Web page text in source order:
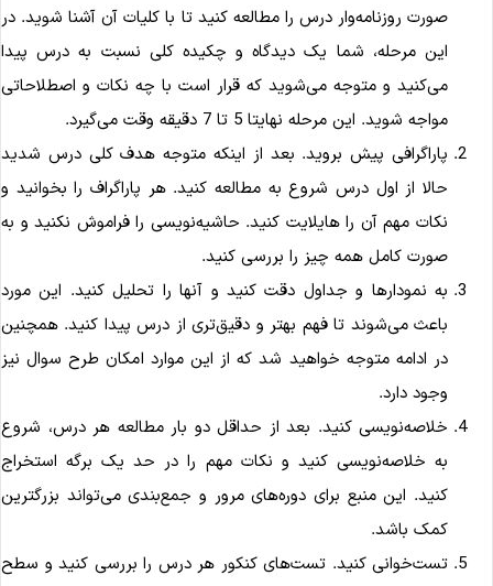
صورت روزنامه‌وار درس را مطالعه کنید تا با کلیات آن آشنا شوید. در
این مرحله، شما یک دیدگاه و چکیده کلی نسبت به درس پیدا
می‌کنید و متوجه می‌شوید که قرار است با چه نکات و اصطلاحاتی
مواجه شوید. این مرحله نهایتا 5 تا 7 دقیقه وقت می‌گیرد.
پاراگرافی پیش بروید. بعد از اینکه متوجه هدف کلی درس شدید
حالا از اول درس شروع به مطالعه کنید. هر پاراگراف را بخوانید و
نکات مهم آن را هایلایت کنید. حاشیه‌نویسی را فراموش نکنید و به
صورت کامل همه چیز را بررسی کنید.
به نمودارها و جداول دقت کنید و آنها را تحلیل کنید. این مورد
باعث می‌شوند تا فهم بهتر و دقیق‌تری از درس پیدا کنید. همچنین
در ادامه متوجه خواهید شد که از این موارد امکان طرح سوال نیز
وجود دارد.
خلاصه‌نویسی کنید. بعد از حداقل دو بار مطالعه هر درس، شروع
به خلاصه‌نویسی کنید و نکات مهم را در حد یک برگه استخراج
کنید. این منبع برای دوره‌های مرور و جمع‌بندی می‌تواند بزرگترین
کمک باشد.
تست‌خوانی کنید. تست‌های کنکور هر درس را بررسی کنید و سطح